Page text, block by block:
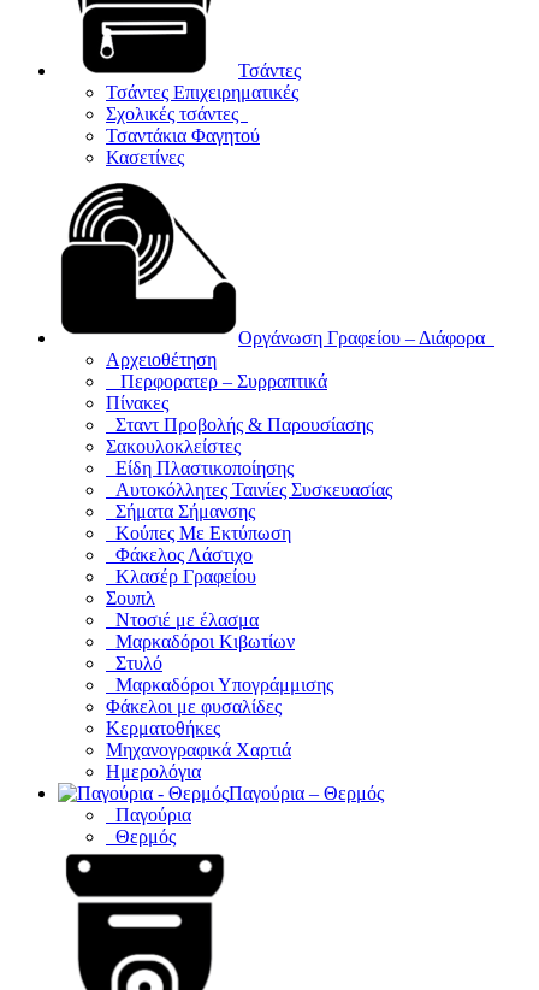
Τσάντες
Τσάντες Επιχειρηματικές
Σχολικές τσάντες
Τσαντάκια Φαγητού
Κασετίνες
Οργάνωση Γραφείου – Διάφορα
Αρχειοθέτηση
Περφορατερ – Συρραπτικά
Πίνακες
Σταντ Προβολής & Παρουσίασης
Σακουλοκλείστες
Είδη Πλαστικοποίησης
Αυτοκόλλητες Ταινίες Συσκευασίας
Σήματα Σήμανσης
Κούπες Με Εκτύπωση
Φάκελος Λάστιχο
Κλασέρ Γραφείου
Σουπλ
Ντοσιέ με έλασμα
Μαρκαδόροι Κιβωτίων
Στυλό
Μαρκαδόροι Υπογράμμισης
Φάκελοι με φυσαλίδες
Κερματοθήκες
Μηχανογραφικά Χαρτιά
Ημερολόγια
Παγούρια – Θερμός
Παγούρια
Θερμός